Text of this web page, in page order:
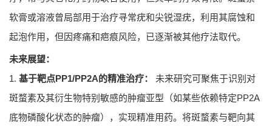
软膏或溶液曾局部用于治疗寻常疣和尖锐湿疣，利用其腐蚀和
起泡作用，但因疼痛和疤痕风险，已逐渐被其他疗法取代。
未来展望：
1. 基于靶点PP1/PP2A的精准治疗：
未来研究可聚焦于识别对
斑蝥素及其衍生物特别敏感的肿瘤亚型（如某些依赖特定PP2A
底物磷酸化状态的肿瘤），实现精准用药。将斑蝥素与靶向其